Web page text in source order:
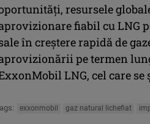
resursele
fiabil cu LNG
în creștere rapidă de
pe termen
LNG, cel care
exxonmobil gaz natural lichefiat